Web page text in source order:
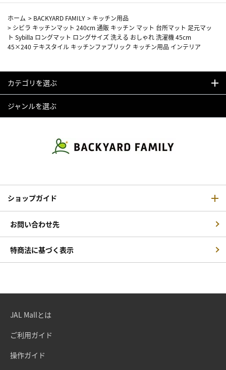
ホーム > BACKYARD FAMILY > キッチン用品
> シビラ キッチンマット 240cm 通販 キッチン マット 台所マット 足元マッ
ト Sybilla ロングマット ロングサイズ 洗える おしゃれ 洗濯機 45cm
45×240 テキスタイル キッチンファブリック キッチン用品 インテリア
カテゴリを選ぶ
ジャンルを選ぶ
ショップガイド
お問い合わせ先
特商法に基づく表示
JAL Mallとは
ご利用ガイド
操作ガイド